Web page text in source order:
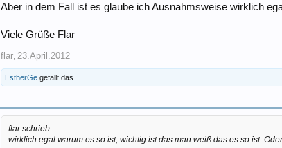
Aber in dem Fall ist es glaube ich Ausnahmsweise wirklich
Viele Grüße Flar
flar 23.April.2012
EstherGe gefällt das.
flar schrieb:
wirklich egal warum es so ist, wichtig ist das man weiß das es so ist.